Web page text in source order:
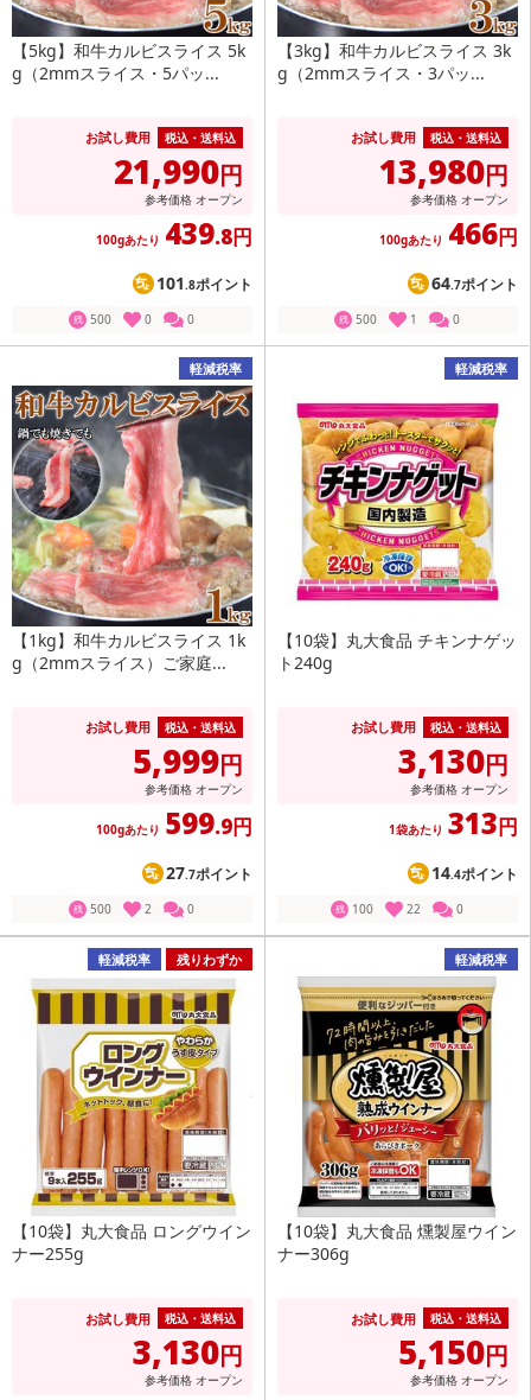
【5kg】和牛カルビスライス 5k
g（2mmスライス・5パッ...
お試し費用 税込・送料込
21,990円
参考価格 オープン
100gあたり 439.8円
101.8ポイント
残 500 0 0
【3kg】和牛カルビスライス 3k
g（2mmスライス・3パッ...
お試し費用 税込・送料込
13,980円
参考価格 オープン
100gあたり 466円
64.7ポイント
残 500 1 0
軽減税率
【1kg】和牛カルビスライス 1k
g（2mmスライス）ご家庭...
お試し費用 税込・送料込
5,999円
参考価格 オープン
100gあたり 599.9円
27.7ポイント
残 500 2 0
軽減税率
【10袋】丸大食品 チキンナゲッ
ト240g
お試し費用 税込・送料込
3,130円
参考価格 オープン
1袋あたり 313円
14.4ポイント
残 100 22 0
軽減税率 残りわずか
【10袋】丸大食品 ロングウイン
ナー255g
お試し費用 税込・送料込
3,130円
参考価格 オープン
軽減税率
【10袋】丸大食品 燻製屋ウイン
ナー306g
お試し費用 税込・送料込
5,150円
参考価格 オープン